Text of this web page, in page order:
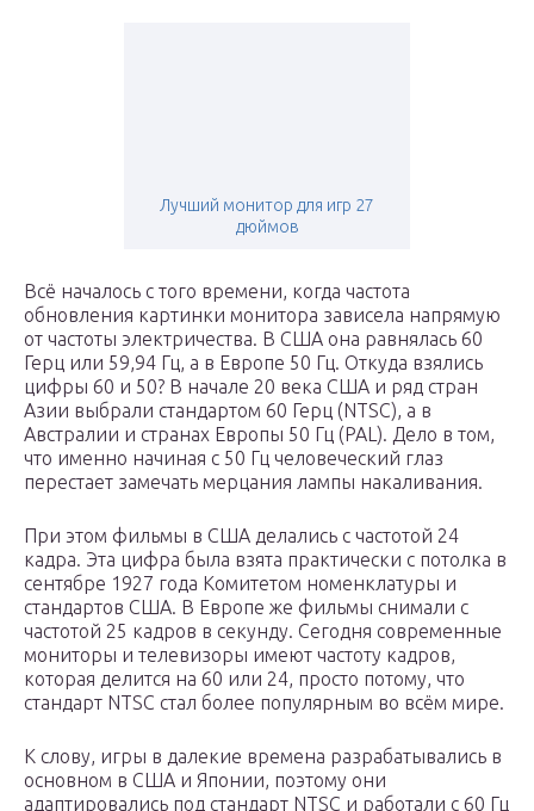
Лучший монитор для игр 27
дюймов
Всё началось с того времени, когда частота
обновления картинки монитора зависела напрямую
от частоты электричества. В США она равнялась 60
Герц или 59,94 Гц, а в Европе 50 Гц. Откуда взялись
цифры 60 и 50? В начале 20 века США и ряд стран
Азии выбрали стандартом 60 Герц (NTSC), а в
Австралии и странах Европы 50 Гц (PAL). Дело в том,
что именно начиная с 50 Гц человеческий глаз
перестает замечать мерцания лампы накаливания.
При этом фильмы в США делались с частотой 24
кадра. Эта цифра была взята практически с потолка в
сентябре 1927 года Комитетом номенклатуры и
стандартов США. В Европе же фильмы снимали с
частотой 25 кадров в секунду. Сегодня современные
мониторы и телевизоры имеют частоту кадров,
которая делится на 60 или 24, просто потому, что
стандарт NTSC стал более популярным во всём мире.
К слову, игры в далекие времена разрабатывались в
основном в США и Японии, поэтому они
адаптировались под стандарт NTSC и работали с 60 Гц